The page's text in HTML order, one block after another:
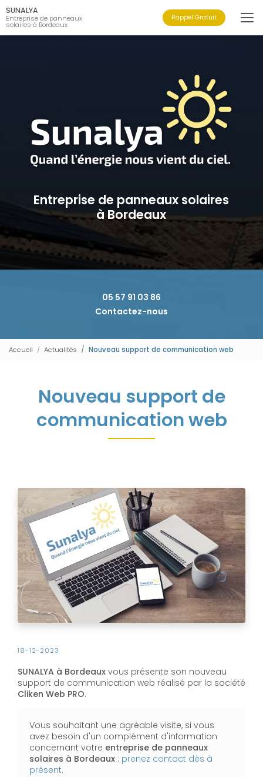
Aller
au
contenu
principal
SUNALYA
Entreprise de panneaux
solaires à Bordeaux
Rappel Gratuit
Entreprise de panneaux solaires
à Bordeaux
05 57 91 03 86
Contactez-nous
Accueil Actualités Nouveau support de communication web
Nouveau support de
communication web
18-12-2023
SUNALYA à Bordeaux vous présente son nouveau
support de communication web réalisé par la société
Cliken Web PRO.
Vous souhaitant une agréable visite, si vous
avez besoin d'un complément d'information
concernant votre entreprise de panneaux
solaires à Bordeaux : prenez contact dès à
présent.